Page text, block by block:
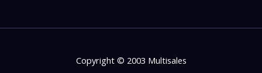
Copyright © 2003 Multisales